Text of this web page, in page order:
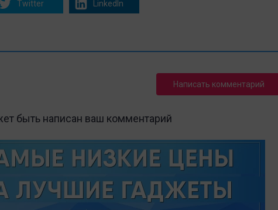
Twitter LinkedIn
Написать комментарий
быть написан ваш комментарий